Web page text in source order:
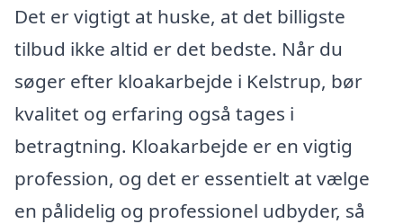
Det er vigtigt at huske, at det billigste
tilbud ikke altid er det bedste. Når du
søger efter kloakarbejde i Kelstrup, bør
kvalitet og erfaring også tages i
betragtning. Kloakarbejde er en vigtig
profession, og det er essentielt at vælge
en pålidelig og professionel udbyder, så